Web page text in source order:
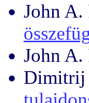
John A.
John A.
Dimitrij